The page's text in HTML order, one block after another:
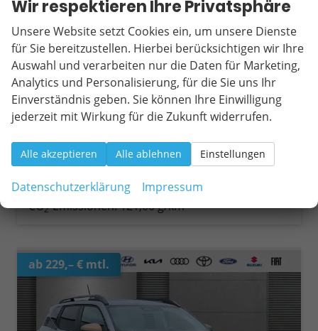
Dacia Duster
Extreme Winterpaket+Carplay TCe 120 ECO-G
unverbindliche Lieferzeit:10 Tage Fahrzeug mit Tageszulassung
Fahrzeugnr. 20186 GetriebeSchaltgetriebe
Kraftstoff Autogas LPG Außenfarbe Dolomit-Grau
Leistung 90 kW (122 PS) Kilometerstand 15 km
03.06.2026
25.090,– €
incl. 19% MwSt.
Wir rufen Sie an
Fahrzeugexposé (PDF)
Fahrzeug parken
Verbrauch kombiniert:
CO -Klasse: D
CO2-Emissionen:121,00 g/km
ab 229,– € mtl.
Wir respektieren Ihre Privatsphäre
Unsere Website setzt Cookies ein, um unsere Dienste
für Sie bereitzustellen. Hierbei berücksichtigen wir Ihre
Auswahl und verarbeiten nur die Daten für Marketing,
Analytics und Personalisierung, für die Sie uns Ihr
Einverständnis geben. Sie können Ihre Einwilligung
jederzeit mit Wirkung für die Zukunft widerrufen.
Alle akzeptieren Alle ablehnen Einstellungen
Datenschutzerklärung Impressum